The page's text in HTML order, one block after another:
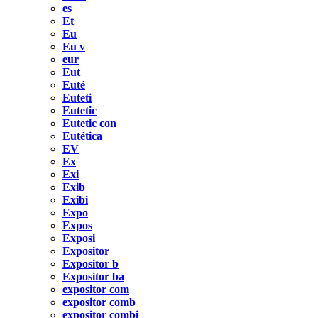
es
Et
Eu
Eu v
eur
Eut
Euté
Euteti
Eutetic
Eutetic con
Eutética
EV
Ex
Exi
Exib
Exibi
Expo
Expos
Exposi
Expositor
Expositor b
Expositor ba
expositor com
expositor comb
expositor combi